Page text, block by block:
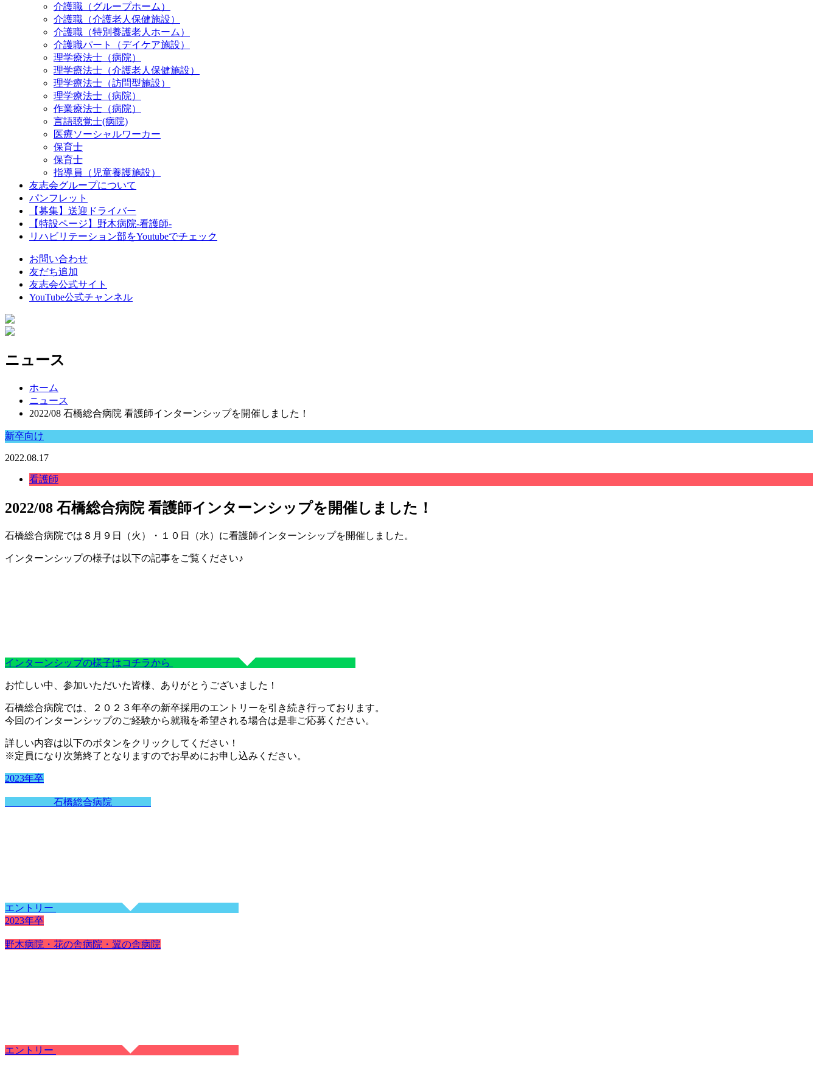
介護職（グループホーム）
介護職（介護老人保健施設）
介護職（特別養護老人ホーム）
介護職パート（デイケア施設）
理学療法士（病院）
理学療法士（介護老人保健施設）
理学療法士（訪問型施設）
理学療法士（病院）
作業療法士（病院）
言語聴覚士(病院)
医療ソーシャルワーカー
保育士
保育士
指導員（児童養護施設）
友志会グループについて
パンフレット
【募集】送迎ドライバー
【特設ページ】野木病院-看護師-
リハビリテーション部をYoutubeでチェック
お問い合わせ
友だち追加
友志会公式サイト
YouTube公式チャンネル
ニュース
ホーム
ニュース
2022/08 石橋総合病院 看護師インターンシップを開催しました！
新卒向け
2022.08.17
看護師
2022/08 石橋総合病院 看護師インターンシップを開催しました！
石橋総合病院では８月９日（火）・１０日（水）に看護師インターンシップを開催しました。
インターンシップの様子は以下の記事をご覧ください♪
インターンシップの様子はコチラから
お忙しい中、参加いただいた皆様、ありがとうございました！
石橋総合病院では、２０２３年卒の新卒採用のエントリーを引き続き行っております。
今回のインターンシップのご経験から就職を希望される場合は是非ご応募ください。
詳しい内容は以下のボタンをクリックしてください！
※定員になり次第終了となりますのでお早めにお申し込みください。
2023年卒
石橋総合病院
エントリー
2023年卒
野木病院・花の舎病院・翼の舎病院
エントリー